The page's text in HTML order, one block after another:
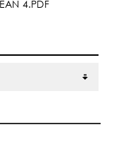
4.PDF